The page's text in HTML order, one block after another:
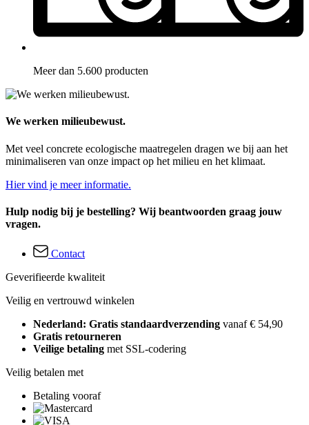
Meer dan 5.600 producten
We werken milieubewust.
Met veel concrete ecologische maatregelen dragen we bij aan het
minimaliseren van onze impact op het milieu en het klimaat.
Hier vind je meer informatie.
Hulp nodig bij je bestelling? Wij beantwoorden graag jouw
vragen.
Contact
Geverifieerde kwaliteit
Veilig en vertrouwd winkelen
Nederland: Gratis standaardverzending vanaf € 54,90
Gratis retourneren
Veilige betaling met SSL-codering
Veilig betalen met
Betaling vooraf